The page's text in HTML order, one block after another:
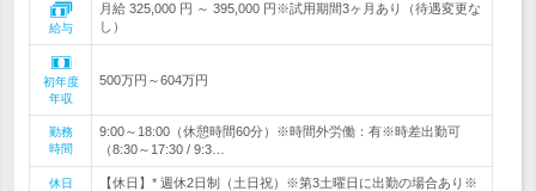
給与
月給 325,000 円 ～ 395,000 円※試用期間3ヶ月あり（待遇変更な
し）
初年度
年収
500万円～604万円
勤務
時間
9:00～18:00（休憩時間60分）※時間外労働：有※時差出勤可
（8:30～17:30 / 9:3…
休日
【休日】* 週休2日制（土日祝）※第3土曜日に出勤の場合あり※